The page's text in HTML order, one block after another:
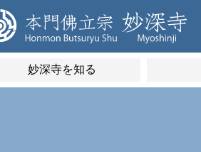
妙深寺を知る